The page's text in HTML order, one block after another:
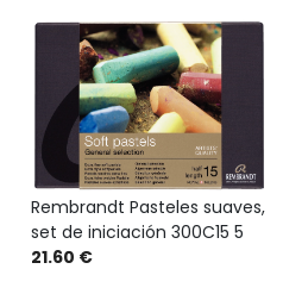
Rembrandt Pasteles suaves,
set de iniciación 300C15 5
21.60 €